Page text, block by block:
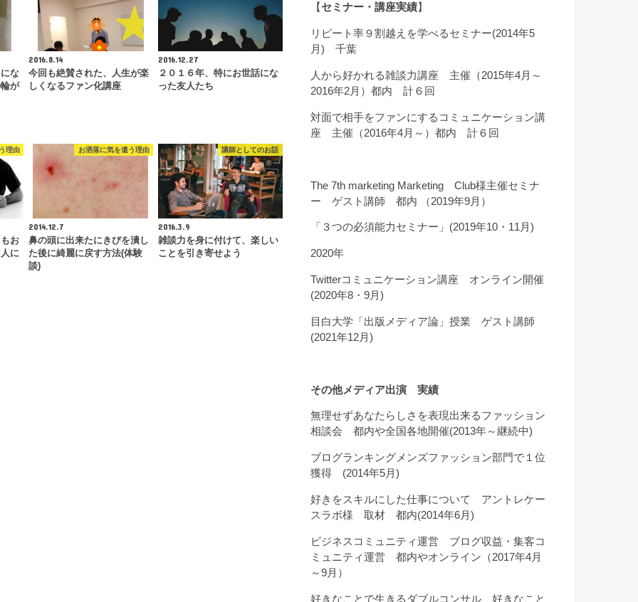
な
が
2016.8.14
今回も絶賛された、人生が楽
しくなるファン化講座
2016.12.27
２０１６年、特にお世話にな
った友人たち
理由
お
に
お洒落に気を遣う理由
2014.12.7
鼻の頭に出来たにきびを潰し
た後に綺麗に戻す方法(体験
談)
講師としてのお話
2016.3.9
雑談力を身に付けて、楽しい
ことを引き寄せよう
【 セミナー・講座実績】
リピート率９割越えを学べるセミナー(2014年5
月) 千葉
人から好かれる雑談力講座 主催（2015年4月～
2016年2月）都内 計６回
対面で相手をファンにするコミュニケーション講
座 主催（2016年4月～）都内 計６回
The 7th marketing Marketing Club様主催セミナ
ー ゲスト講師 都内 （2019年9月）
「３つの必須能力セミナー」(2019年10・11月)
2020年
Twitterコミュニケーション講座 オンライン開催
(2020年8・9月)
目白大学「出版メディア論」授業 ゲスト講師
(2021年12月)
その他メディア出演 実績
無理せずあなたらしさを表現出来るファッション
相談会 都内や全国各地開催(2013年～継続中)
ブログランキングメンズファッション部門で１位
獲得 (2014年5月)
好きをスキルにした仕事について アントレケー
スラボ様 取材 都内(2014年6月)
ビジネスコミュニティ運営 ブログ収益・集客コ
ミュニティ運営 都内やオンライン（2017年4月
～9月）
好きなことで生きるダブルコンサル 好きなこと